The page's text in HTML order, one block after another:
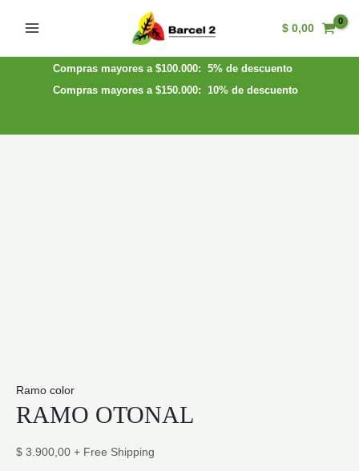
Menu
$ 0,00
Compras mayores a $100.000: 5% de descuento
Compras mayores a $150.000: 10% de descuento
Ramo color
RAMO OTONAL
$ 3.900,00 + Free Shipping